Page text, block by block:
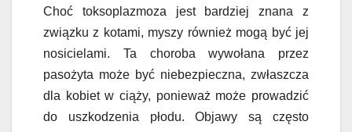
Choć toksoplazmoza jest bardziej znana z
związku z kotami, myszy również mogą być jej
nosicielami. Ta choroba wywołana przez
pasożyta może być niebezpieczna, zwłaszcza
dla kobiet w ciąży, ponieważ może prowadzić
do uszkodzenia płodu. Objawy są często